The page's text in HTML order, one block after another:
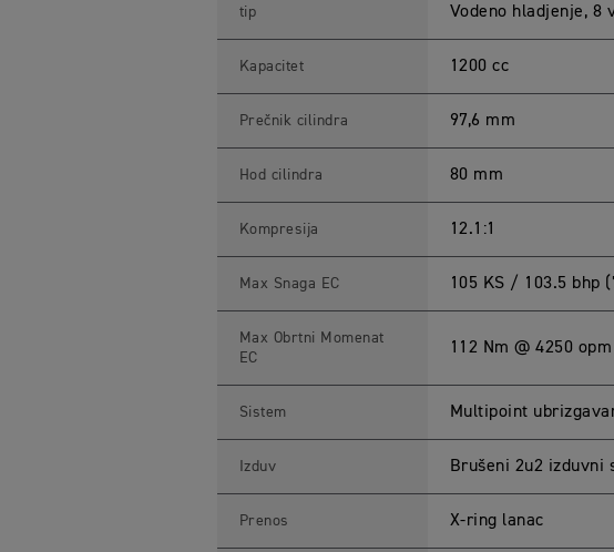
I
2
S
c
i
tip Vodeno hladjenje, 8
Kapacitet 1200 cc
Prečnik cilindra 97,6 mm
Hod cilindra 80 mm
Kompresija 12.1:1
Max Snaga EC 105 KS / 103.5 bhp
Max Obrtni Momenat
EC
112 Nm @ 4250 opm
Sistem Multipoint
Izduv Brušeni 2u2 izduvni
Prenos X-ring lanac